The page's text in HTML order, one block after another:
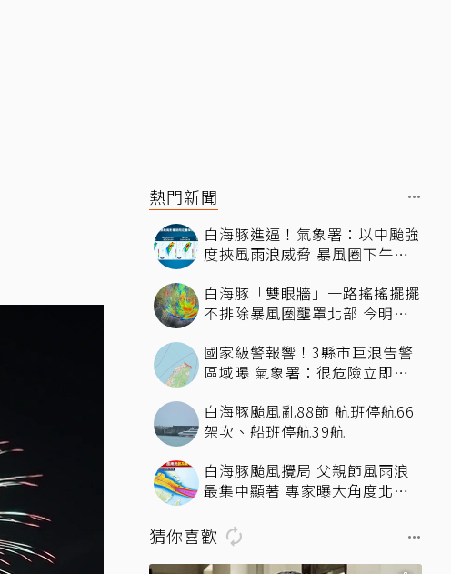
熱門新聞
白海豚進逼！氣象署：以中颱強
度挾風雨浪威脅 暴風圈下午影
白海豚「雙眼牆」一路搖搖擺擺
不排除暴風圈壟罩北部 今明最
國家級警報響！3縣市巨浪告警
區域曝 氣象署：很危險立即遠
白海豚颱風亂88節 航班停航66
架次、船班停航39航
白海豚颱風攪局 父親節風雨浪
最集中顯著 專家曝大角度北轉
猜你喜歡